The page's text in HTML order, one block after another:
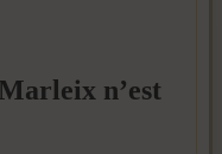
n’est